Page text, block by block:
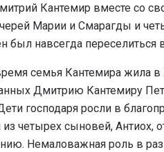
Кантемир вместе со
Марии и Смарагды и
был навсегда переселиться
семья Кантемира жила в
Дмитрию Кантемиру
господаря росли в
четырех сыновей, Антиох,
Немаловажная роль в